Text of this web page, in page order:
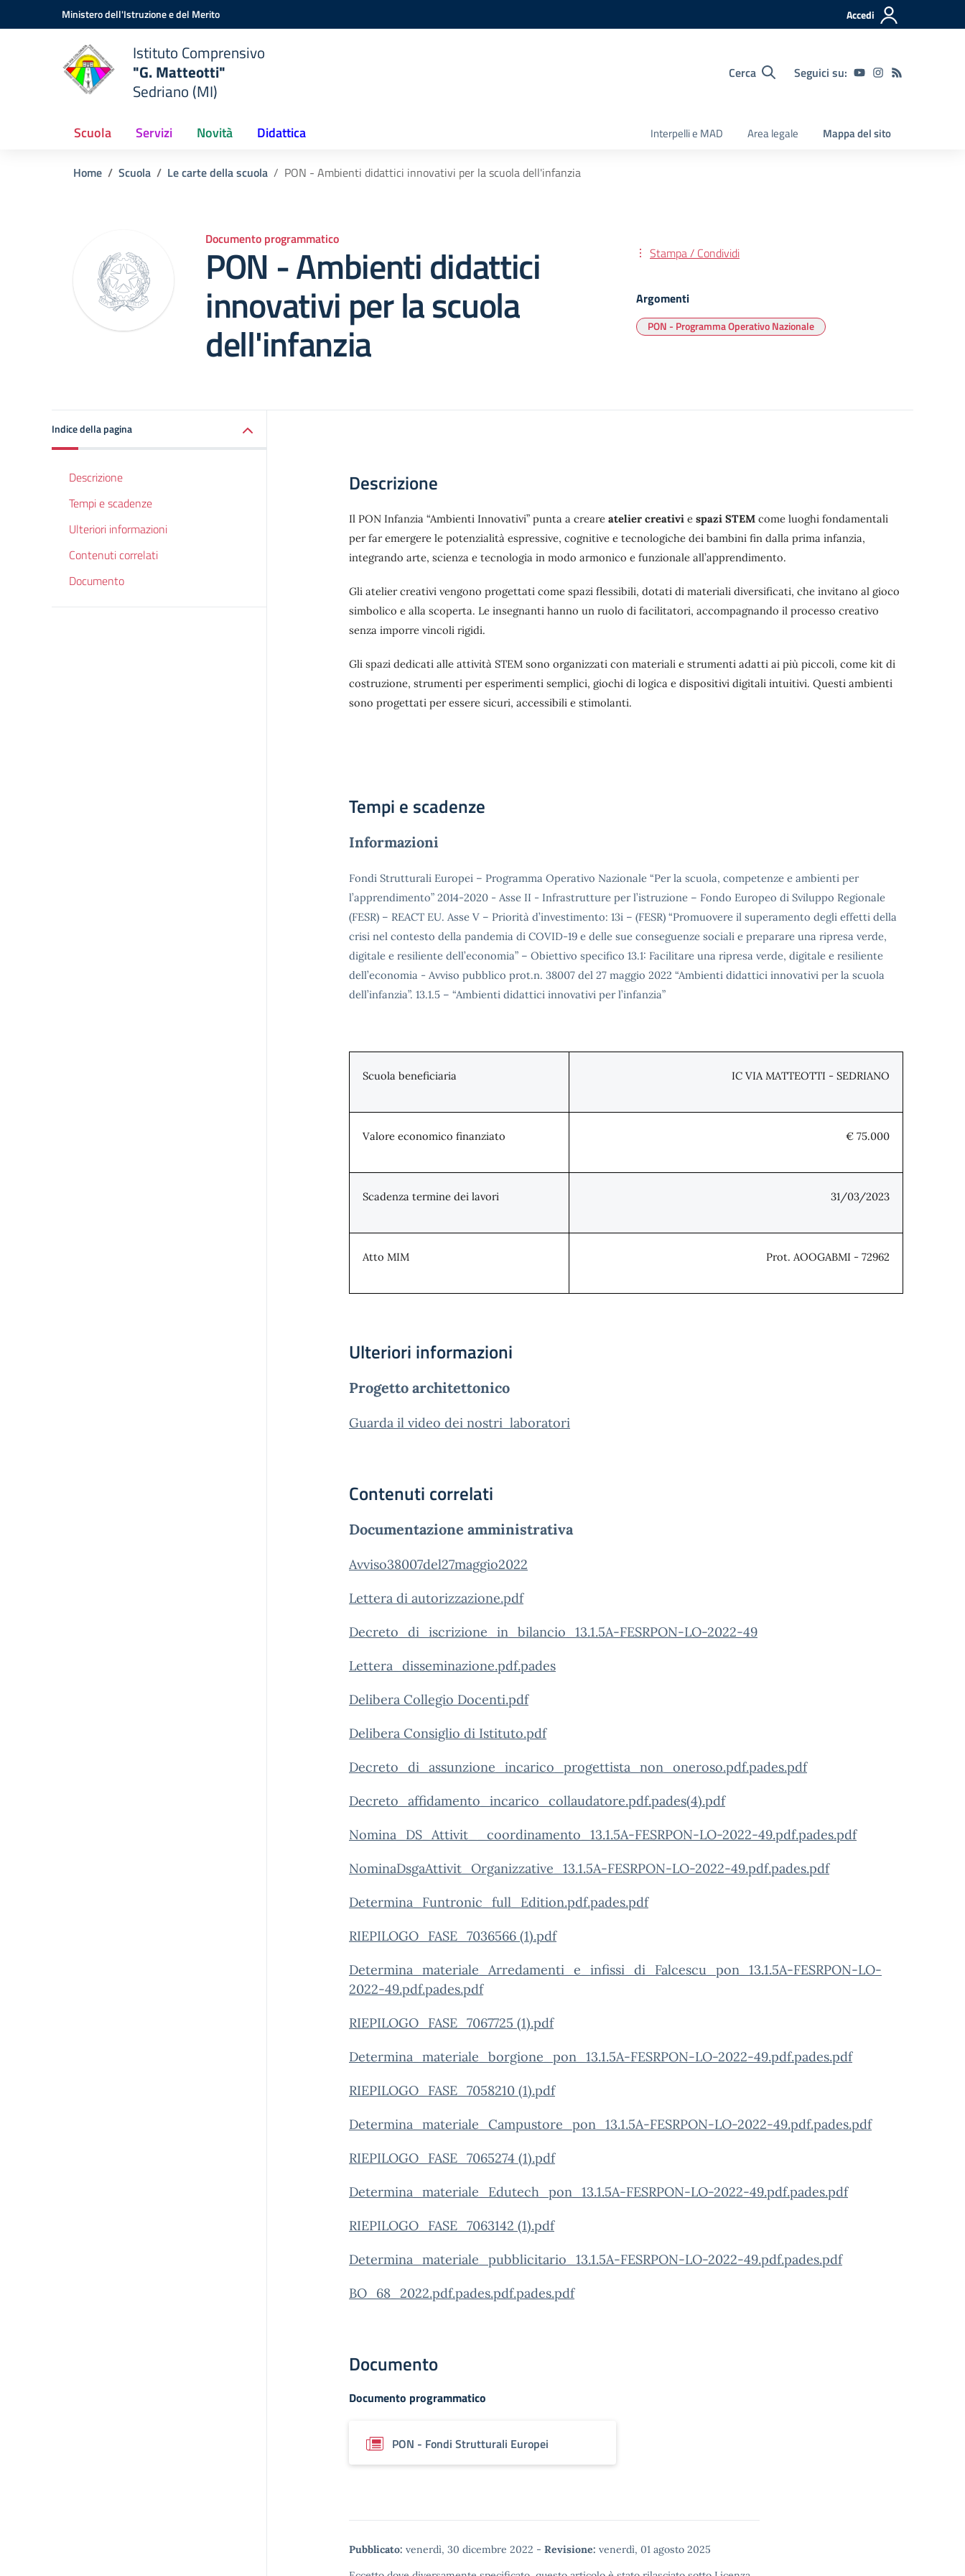
Vai ai contenuti
Vai al menu di navigazioneMinistero dell'Istruzione e del Merito Accedi
Istituto Comprensivo
"G. Matteotti"
Sedriano (MI)
Cerca Seguici su:
Scuola Servizi Novità Didattica Interpelli e MAD Area legale Mappa del sito
Home Scuola Le carte della scuola PON - Ambienti didattici innovativi per la scuola dell'infanzia
Documento programmatico
PON - Ambienti didattici
innovativi per la scuola
dell'infanzia
Stampa / Condividi
Argomenti
PON - Programma Operativo Nazionale
Indice della pagina
Descrizione
Tempi e scadenze
Ulteriori informazioni
Contenuti correlati
Documento
Descrizione
Il PON Infanzia “Ambienti Innovativi” punta a creare atelier creativi e spazi STEM come luoghi fondamentali
per far emergere le potenzialità espressive, cognitive e tecnologiche dei bambini fin dalla prima infanzia,
integrando arte, scienza e tecnologia in modo armonico e funzionale all’apprendimento.
Gli atelier creativi vengono progettati come spazi flessibili, dotati di materiali diversificati, che invitano al gioco
simbolico e alla scoperta. Le insegnanti hanno un ruolo di facilitatori, accompagnando il processo creativo
senza imporre vincoli rigidi.
Gli spazi dedicati alle attività STEM sono organizzati con materiali e strumenti adatti ai più piccoli, come kit di
costruzione, strumenti per esperimenti semplici, giochi di logica e dispositivi digitali intuitivi. Questi ambienti
sono progettati per essere sicuri, accessibili e stimolanti.
Tempi e scadenze
Informazioni
Fondi Strutturali Europei – Programma Operativo Nazionale “Per la scuola, competenze e ambienti per
l’apprendimento” 2014-2020 - Asse II - Infrastrutture per l’istruzione – Fondo Europeo di Sviluppo Regionale
(FESR) – REACT EU. Asse V – Priorità d’investimento: 13i – (FESR) “Promuovere il superamento degli effetti della
crisi nel contesto della pandemia di COVID-19 e delle sue conseguenze sociali e preparare una ripresa verde,
digitale e resiliente dell’economia” – Obiettivo specifico 13.1: Facilitare una ripresa verde, digitale e resiliente
dell’economia - Avviso pubblico prot.n. 38007 del 27 maggio 2022 “Ambienti didattici innovativi per la scuola
dell’infanzia”. 13.1.5 – “Ambienti didattici innovativi per l’infanzia”
Scuola beneficiaria IC VIA MATTEOTTI - SEDRIANO
Valore economico finanziato € 75.000
Scadenza termine dei lavori 31/03/2023
Atto MIM Prot. AOOGABMI - 72962
Ulteriori informazioni
Progetto architettonico
Guarda il video dei nostri laboratori
Contenuti correlati
Documentazione amministrativa
Avviso38007del27maggio2022
Lettera di autorizzazione.pdf
Decreto_di_iscrizione_in_bilancio_13.1.5A-FESRPON-LO-2022-49
Lettera_disseminazione.pdf.pades
Delibera Collegio Docenti.pdf
Delibera Consiglio di Istituto.pdf
Decreto_di_assunzione_incarico_progettista_non_oneroso.pdf.pades.pdf
Decreto_affidamento_incarico_collaudatore.pdf.pades(4).pdf
Nomina_DS_Attivit__coordinamento_13.1.5A-FESRPON-LO-2022-49.pdf.pades.pdf
NominaDsgaAttivit_Organizzative_13.1.5A-FESRPON-LO-2022-49.pdf.pades.pdf
Determina_Funtronic_full_Edition.pdf.pades.pdf
RIEPILOGO_FASE_7036566 (1).pdf
Determina_materiale_Arredamenti_e_infissi_di_Falcescu_pon_13.1.5A-FESRPON-LO-
2022-49.pdf.pades.pdf
RIEPILOGO_FASE_7067725 (1).pdf
Determina_materiale_borgione_pon_13.1.5A-FESRPON-LO-2022-49.pdf.pades.pdf
RIEPILOGO_FASE_7058210 (1).pdf
Determina_materiale_Campustore_pon_13.1.5A-FESRPON-LO-2022-49.pdf.pades.pdf
RIEPILOGO_FASE_7065274 (1).pdf
Determina_materiale_Edutech_pon_13.1.5A-FESRPON-LO-2022-49.pdf.pades.pdf
RIEPILOGO_FASE_7063142 (1).pdf
Determina_materiale_pubblicitario_13.1.5A-FESRPON-LO-2022-49.pdf.pades.pdf
BO_68_2022.pdf.pades.pdf.pades.pdf
Documento
Documento programmatico
PON - Fondi Strutturali Europei
Pubblicato: venerdì, 30 dicembre 2022 - Revisione: venerdì, 01 agosto 2025